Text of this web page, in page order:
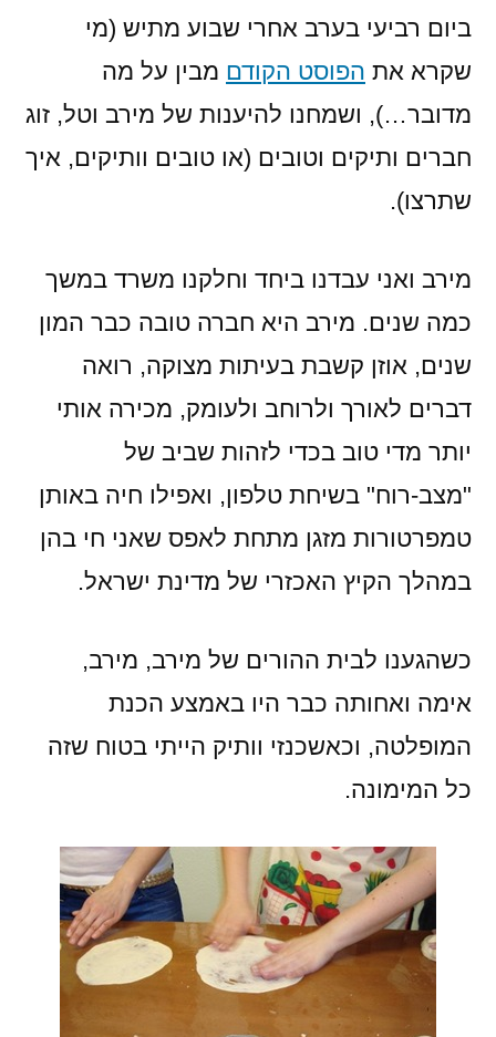
בהונגרית?ביום רביעי בערב אחרי שבוע מתיש (מי
שקרא את הפוסט הקודם מבין על מה
מדובר…), ושמחנו להיענות של מירב וטל, זוג
חברים ותיקים וטובים (או טובים וותיקים, איך
שתרצו).
מירב ואני עבדנו ביחד וחלקנו משרד במשך
כמה שנים. מירב היא חברה טובה כבר המון
שנים, אוזן קשבת בעיתות מצוקה, רואה
דברים לאורך ולרוחב ולעומק, מכירה אותי
יותר מדי טוב בכדי לזהות שביב של
"מצב-רוח" בשיחת טלפון, ואפילו חיה באותן
טמפרטורות מזגן מתחת לאפס שאני חי בהן
במהלך הקיץ האכזרי של מדינת ישראל.
כשהגענו לבית ההורים של מירב, מירב,
אימה ואחותה כבר היו באמצע הכנת
המופלטה, וכאשכנזי וותיק הייתי בטוח שזה
כל המימונה.